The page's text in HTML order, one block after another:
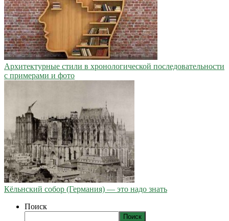
Архитектурные стили в хронологической последовательности
с примерами и фото
Кёльнский собор (Германия) — это надо знать
Поиск
Поиск